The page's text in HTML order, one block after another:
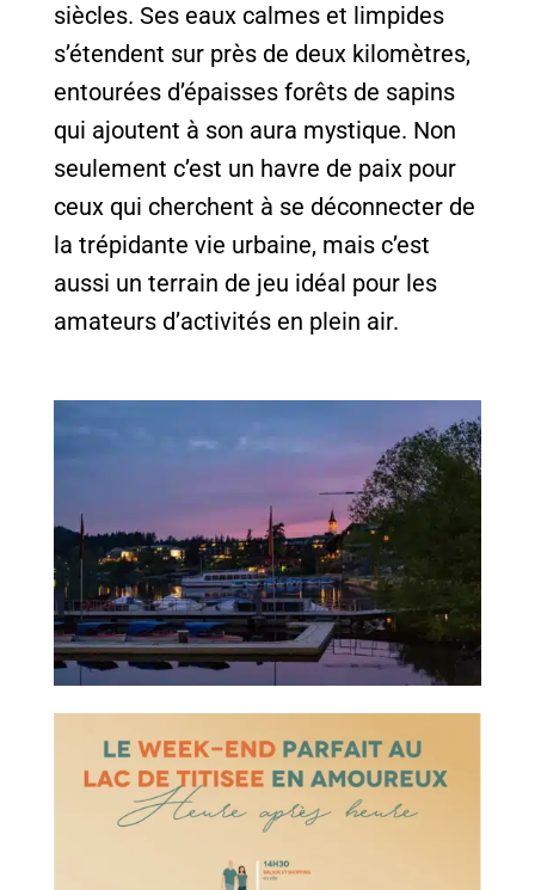
siècles. Ses eaux calmes et limpides
s’étendent sur près de deux kilomètres,
entourées d’épaisses forêts de sapins
qui ajoutent à son aura mystique. Non
seulement c’est un havre de paix pour
ceux qui cherchent à se déconnecter de
la trépidante vie urbaine, mais c’est
aussi un terrain de jeu idéal pour les
amateurs d’activités en plein air.